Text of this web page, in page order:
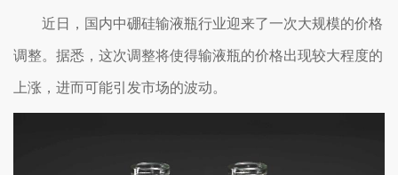
近日，国内中硼硅输液瓶行业迎来了一次大规模的价格
调整。据悉，这次调整将使得输液瓶的价格出现较大程度的
上涨，进而可能引发市场的波动。